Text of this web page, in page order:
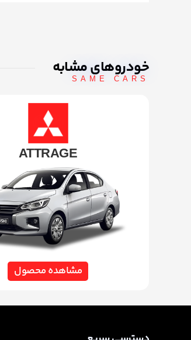
خودروهای مشابه
SAME CARS
ATTRAGE
مشاهده محصول